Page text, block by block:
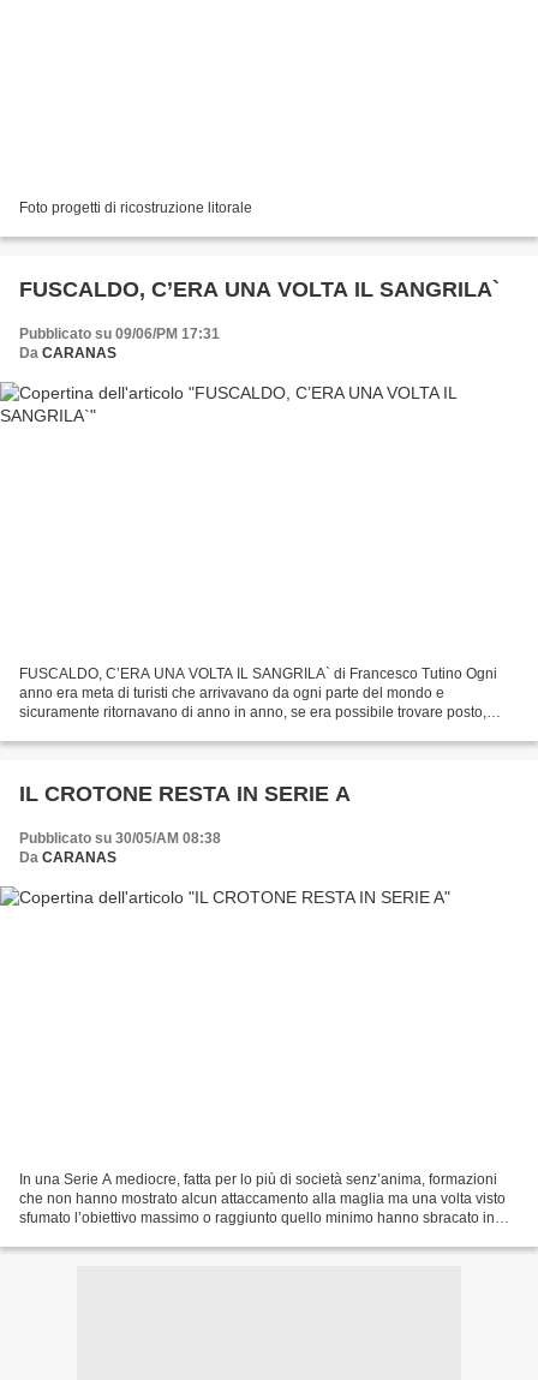
Foto progetti di ricostruzione litorale
FUSCALDO, C’ERA UNA VOLTA IL SANGRILA`
Pubblicato su 09/06/PM 17:31
Da CARANAS
FUSCALDO, C’ERA UNA VOLTA IL SANGRILA` di Francesco Tutino Ogni
anno era meta di turisti che arrivavano da ogni parte del mondo e
sicuramente ritornavano di anno in anno, se era possibile trovare posto,
IL CROTONE RESTA IN SERIE A
Pubblicato su 30/05/AM 08:38
Da CARANAS
In una Serie A mediocre, fatta per lo più di società senz’anima, formazioni
che non hanno mostrato alcun attaccamento alla maglia ma una volta visto
sfumato l’obiettivo massimo o raggiunto quello minimo hanno sbracato in